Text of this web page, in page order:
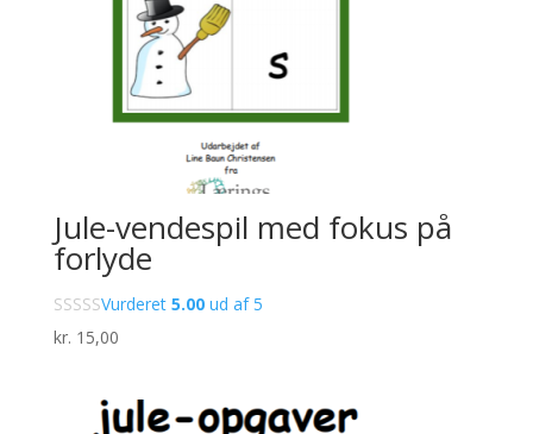
Jule-vendespil med fokus på
forlyde
Vurderet 5.00ud af 5
kr. 15,00